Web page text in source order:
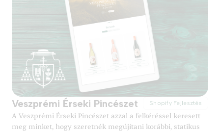
Veszprémi Érseki Pincészet Shopify Fejlesztés
A Veszprémi Érseki Pincészet azzal a felkéréssel keresett
meg minket, hogy szeretnék megújítani korábbi, statikus